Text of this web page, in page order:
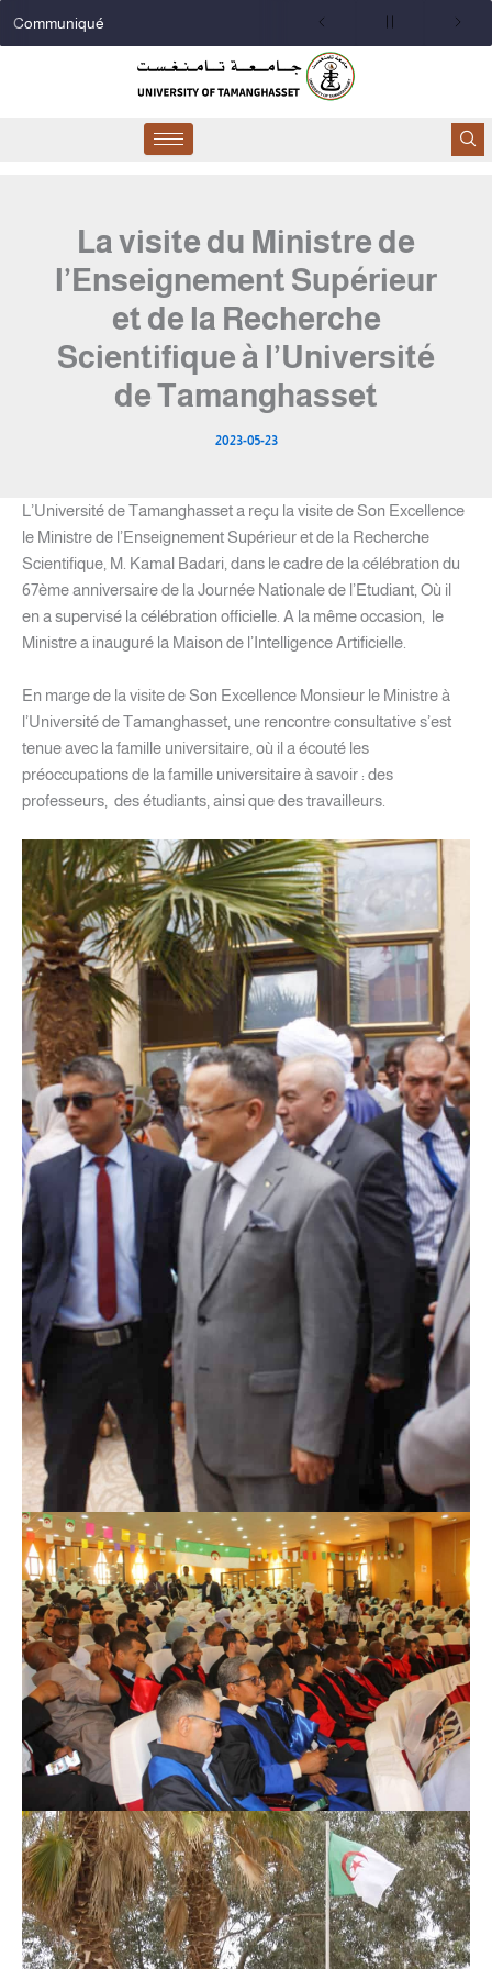
Communiqué
La visite du Ministre de
l’Enseignement Supérieur
et de la Recherche
Scientifique à l’Université
de Tamanghasset
2023-05-23
L’Université de Tamanghasset a reçu la visite de Son Excellence
le Ministre de l’Enseignement Supérieur et de la Recherche
Scientifique, M. Kamal Badari, dans le cadre de la célébration du
67ème anniversaire de la Journée Nationale de l’Etudiant, Où il
en a supervisé la célébration officielle. A la même occasion, le
Ministre a inauguré la Maison de l’Intelligence Artificielle.
En marge de la visite de Son Excellence Monsieur le Ministre à
l’Université de Tamanghasset, une rencontre consultative s’est
tenue avec la famille universitaire, où il a écouté les
préoccupations de la famille universitaire à savoir : des
professeurs, des étudiants, ainsi que des travailleurs.